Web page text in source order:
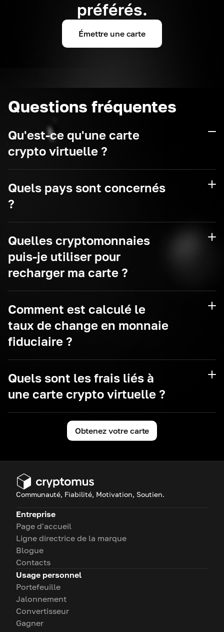
préférés.
Émettre une carte
Questions fréquentes
Qu'est-ce qu'une carte
crypto virtuelle ?
Quels pays sont concernés
?
Quelles cryptomonnaies
puis-je utiliser pour
recharger ma carte ?
USDT
USDC
Comment est calculé le
taux de change en monnaie
fiduciaire ?
Quels sont les frais liés à
une carte crypto virtuelle ?
Frais d'émission de la carte : 4 $
paiements (peuvent varier)
Frais d'entretien ou d'inactivité facultatifs (selon
Obtenez votre carte
Communauté, Fiabilité, Motivation, Soutien.
Entreprise
Page d'accueil
Ligne directrice de la marque
Blogue
Contacts
Usage personnel
Portefeuille
Jalonnement
Convertisseur
Gagner